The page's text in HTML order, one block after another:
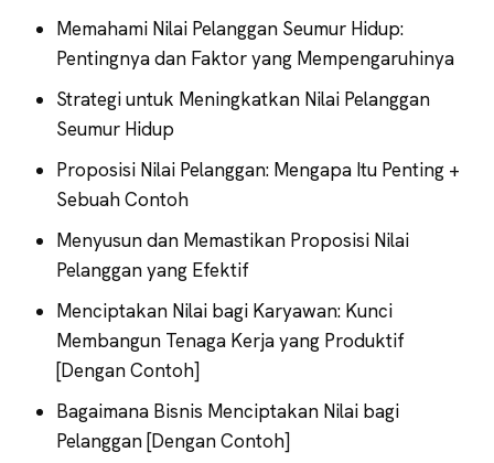
Memahami Nilai Pelanggan Seumur Hidup:
Pentingnya dan Faktor yang Mempengaruhinya
Strategi untuk Meningkatkan Nilai Pelanggan
Seumur Hidup
Proposisi Nilai Pelanggan: Mengapa Itu Penting +
Sebuah Contoh
Menyusun dan Memastikan Proposisi Nilai
Pelanggan yang Efektif
Menciptakan Nilai bagi Karyawan: Kunci
Membangun Tenaga Kerja yang Produktif
[Dengan Contoh]
Bagaimana Bisnis Menciptakan Nilai bagi
Pelanggan [Dengan Contoh]